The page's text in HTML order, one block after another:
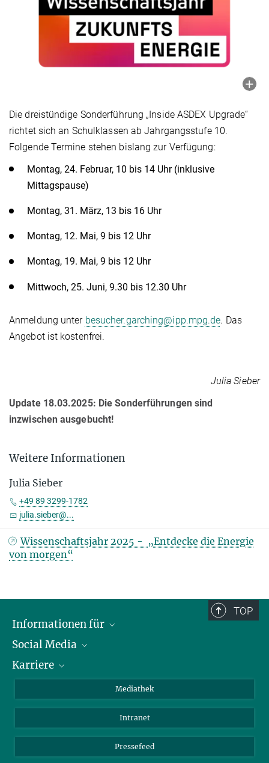
Die dreistündige Sonderführung „Inside ASDEX Upgrade“
richtet sich an Schulklassen ab Jahrgangsstufe 10.
Folgende Termine stehen bislang zur Verfügung:
Montag, 24. Februar, 10 bis 14 Uhr (inklusive
Mittagspause)
Montag, 31. März, 13 bis 16 Uhr
Montag, 12. Mai, 9 bis 12 Uhr
Montag, 19. Mai, 9 bis 12 Uhr
Mittwoch, 25. Juni, 9.30 bis 12.30 Uhr
Anmeldung unter besucher.garching@ipp.mpg.de. Das
Angebot ist kostenfrei.
Julia Sieber
Update 18.03.2025: Die Sonderführungen sind
inzwischen ausgebucht!
Weitere Informationen
Julia Sieber
+49 89 3299-1782
julia.sieber@...
Wissenschaftsjahr 2025 - „Entdecke die Energie
von morgen“
TOP
Informationen für
Journalisten
Schule
Social Media
LinkedIn
YouTube
Karriere
Mediathek
Intranet
Pressefeed